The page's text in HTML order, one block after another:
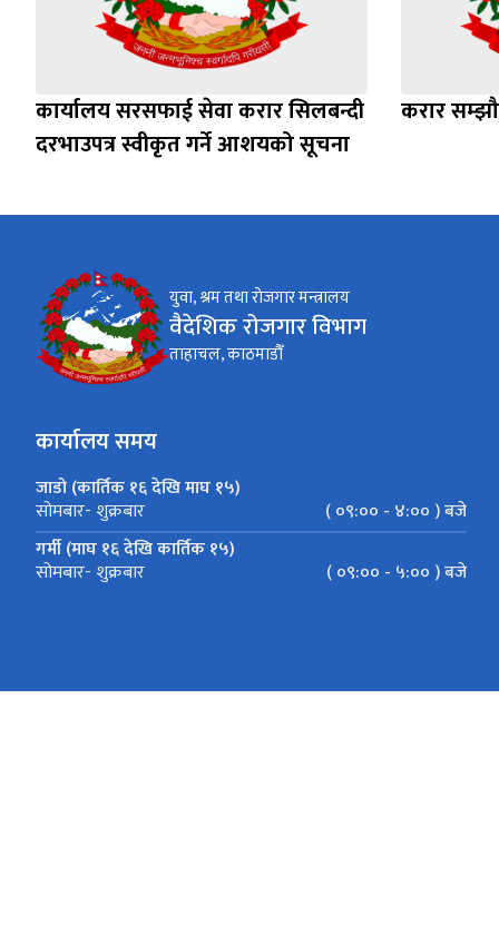
कार्यालय सरसफाई सेवा करार सिलबन्दी
दरभाउपत्र स्वीकृत गर्ने आशयको सूचना
करार
युवा, श्रम तथा रोजगार मन्त्रालय
वैदेशिक रोजगार विभाग
ताहाचल, काठमाडौँ
कार्यालय समय
जाडो (कार्तिक १६ देखि माघ १५)
सोमबार- शुक्रबार
( ०९:०० - ४:०० ) बजे
गर्मी (माघ १६ देखि कार्तिक १५)
सोमबार- शुक्रबार ( ०९:०० - ५:०० ) बजे